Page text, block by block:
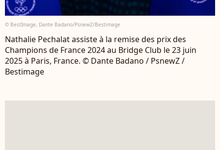
© BestImage, Dante Badano/PsnewZ/Bestimage
Nathalie Pechalat assiste à la remise des prix des
Champions de France 2024 au Bridge Club le 23 juin
2025 à Paris, France. © Dante Badano / PsnewZ /
Bestimage